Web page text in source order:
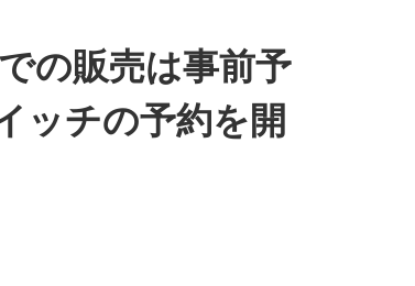
の販売は事前予
ッチの予約を開